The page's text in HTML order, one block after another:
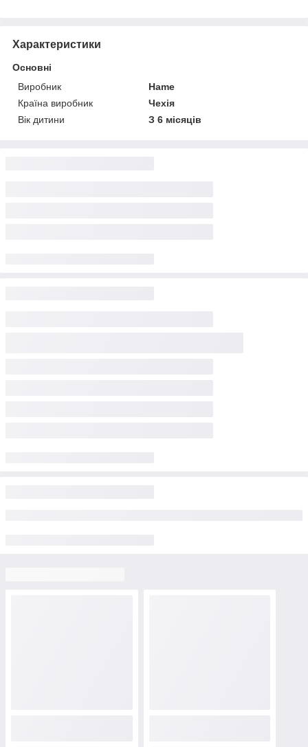
Характеристики
Основні
Виробник
Hame
Країна виробник
Чехія
Вік дитини
З 6 місяців